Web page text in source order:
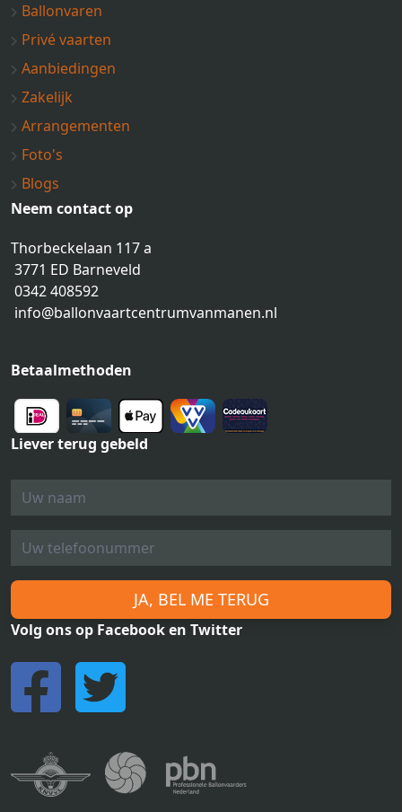
Ballonvaren
Privé vaarten
Aanbiedingen
Zakelijk
Arrangementen
Foto's
Blogs
Neem contact op
Thorbeckelaan 117 a
3771 ED Barneveld
0342 408592
info@ballonvaartcentrumvanmanen.nl
Betaalmethoden
Liever terug gebeld
JA, BEL ME TERUG
Volg ons op Facebook en Twitter